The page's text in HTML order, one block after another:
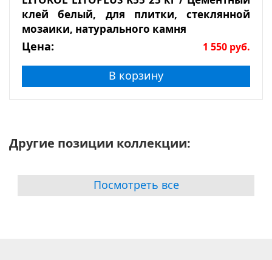
клей белый, для плитки, стеклянной
мозаики, натурального камня
Цена: 1 550 руб.
В корзину
Другие позиции коллекции:
Посмотреть все